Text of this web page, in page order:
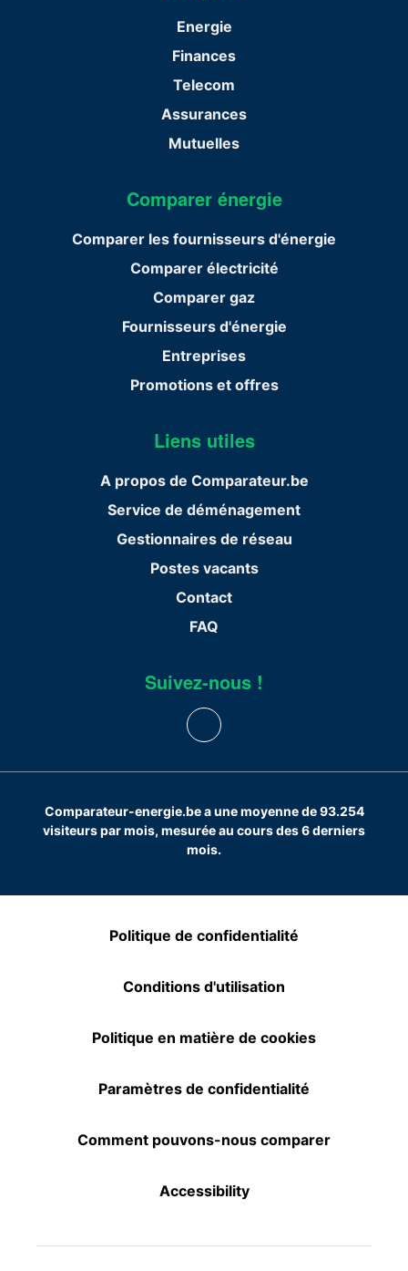
Energie
Finances
Telecom
Assurances
Mutuelles
Comparer énergie
Comparer les fournisseurs d'énergie
Comparer électricité
Comparer gaz
Fournisseurs d'énergie
Entreprises
Promotions et offres
Liens utiles
A propos de Comparateur.be
Service de déménagement
Gestionnaires de réseau
Postes vacants
Contact
FAQ
Suivez-nous !
Comparateur-energie.be a une moyenne de 93.254
visiteurs par mois, mesurée au cours des 6 derniers
mois.
Politique de confidentialité
Conditions d'utilisation
Politique en matière de cookies
Paramètres de confidentialité
Comment pouvons-nous comparer
Accessibility